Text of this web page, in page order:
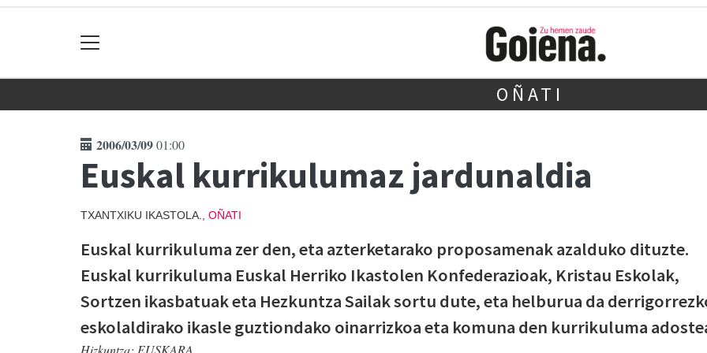
OÑATI
2006/03/0901:00
Euskal kurrikulumaz jardunaldia
TXANTXIKU IKASTOLA., OÑATI
Euskal kurrikuluma zer den, eta azterketarako proposamenak azalduko dituzte.
Euskal kurrikuluma Euskal Herriko Ikastolen Konfederazioak, Kristau Eskolak,
Sortzen ikasbatuak eta Hezkuntza Sailak sortu dute, eta helburua da
eskolaldirako ikasle guztiondako oinarrizkoa eta komuna den kurrikuluma
Hizkuntza: EUSKARA